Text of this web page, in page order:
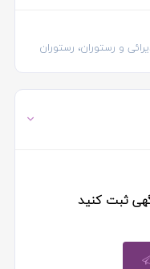
و رستوران، رستوران
ثبت کنید